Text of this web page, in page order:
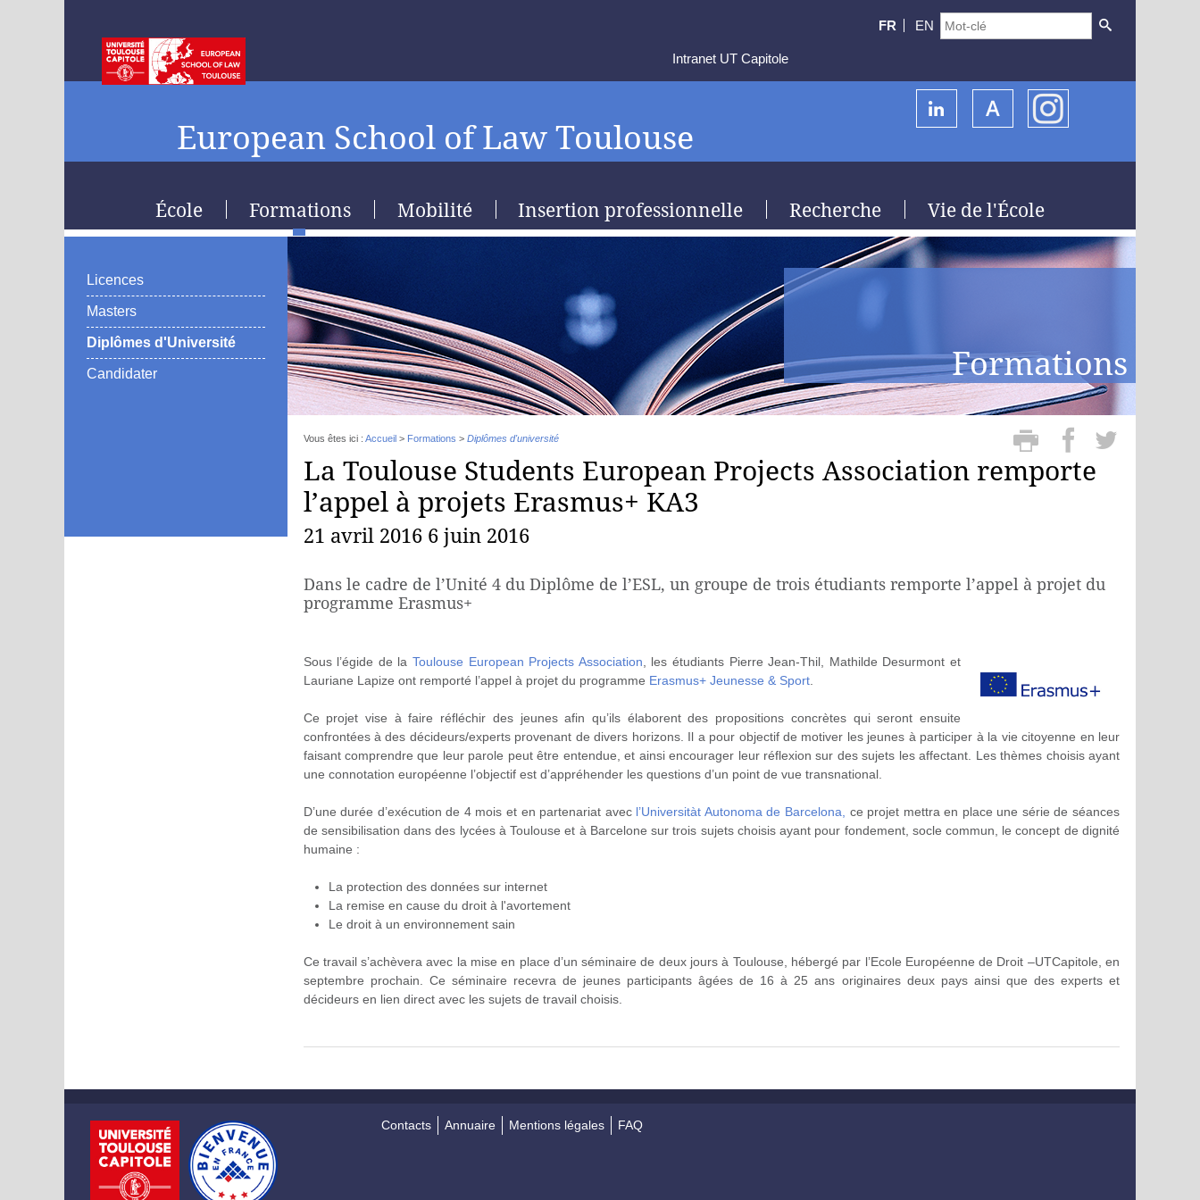
FR EN
European School of Law Toulouse
École Formations Mobilité Insertion professionnelle Recherche Vie de l'École
Formations
Licences
Masters
Diplômes d'Université
Candidater
Vous êtes ici : Accueil> Formations > Diplômes d'université
La Toulouse Students European Projects Association remporte
l’appel à projets Erasmus+ KA3
21 avril 2016 6 juin 2016
Dans le cadre de l’Unité 4 du Diplôme de l’ESL, un groupe de trois étudiants remporte l’appel à projet du
programme Erasmus+
Sous l’égide de la Toulouse European Projects Association , les étudiants Pierre Jean-Thil, Mathilde Desurmont et
Lauriane Lapize ont remporté l’appel à projet du programme Erasmus+ Jeunesse & Sport.
Ce projet vise à faire réfléchir des jeunes afin qu’ils élaborent des propositions concrètes qui seront ensuite
confrontées à des décideurs/experts provenant de divers horizons. Il a pour objectif de motiver les jeunes à participer à la vie citoyenne en leur
faisant comprendre que leur parole peut être entendue, et ainsi encourager leur réflexion sur des sujets les affectant. Les thèmes choisis ayant
une connotation européenne l’objectif est d’appréhender les questions d’un point de vue transnational.
D’une durée d’exécution de 4 mois et en partenariat avec l’Universitàt Autonoma de Barcelona,
ce projet mettra en place une série de séances
de sensibilisation dans des lycées à Toulouse et à Barcelone sur trois sujets choisis ayant pour fondement, socle commun, le concept de dignité
humaine :
La protection des données sur internet
La remise en cause du droit à l'avortement
Le droit à un environnement sain
Ce travail s’achèvera avec la mise en place d’un séminaire de deux jours à Toulouse, hébergé par l’Ecole Européenne de Droit –UTCapitole, en
septembre prochain. Ce séminaire recevra de jeunes participants âgées de 16 à 25 ans originaires deux pays ainsi que des experts et
décideurs en lien direct avec les sujets de travail choisis.
Contacts Annuaire Mentions légales FAQ
Intranet UT Capitole